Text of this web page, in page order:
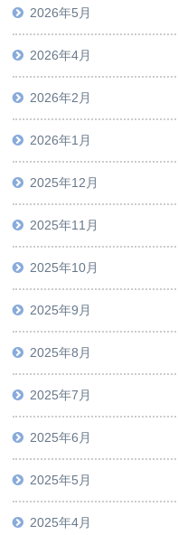
2026年5月
2026年4月
2026年2月
2026年1月
2025年12月
2025年11月
2025年10月
2025年9月
2025年8月
2025年7月
2025年6月
2025年5月
2025年4月